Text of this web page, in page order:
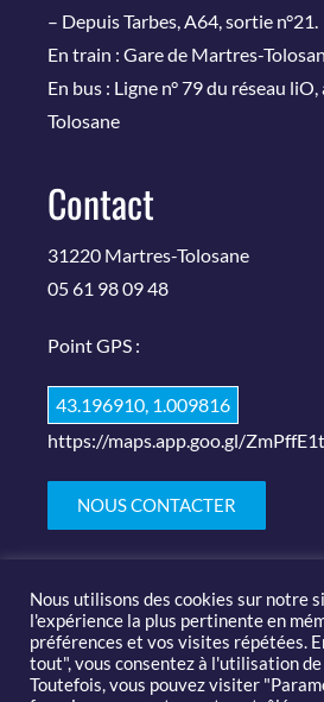
– Depuis Tarbes, A64, sortie n°21.
En train : Gare de Martres-
En bus : Ligne n° 79 du réseau
Tolosane
Contact
31220 Martres-Tolosane
05 61 98 09 48
Point GPS :
43.196910, 1.009816
https://maps.app.goo.gl/
NOUS CONTACTER
© 2019-2020 Salon des arts et du
Nous utilisons des cookies sur notre
l'expérience la plus pertinente en
préférences et vos visites répétées.
tout", vous consentez à l'utilisation de
Toutefois, vous pouvez visiter